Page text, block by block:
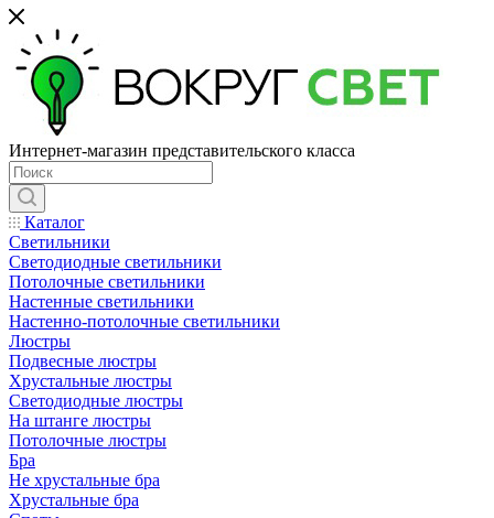
Интернет-магазин представительского класса
Каталог
Светильники
Светодиодные светильники
Потолочные светильники
Настенные светильники
Настенно-потолочные светильники
Люстры
Подвесные люстры
Хрустальные люстры
Светодиодные люстры
На штанге люстры
Потолочные люстры
Бра
Не хрустальные бра
Хрустальные бра